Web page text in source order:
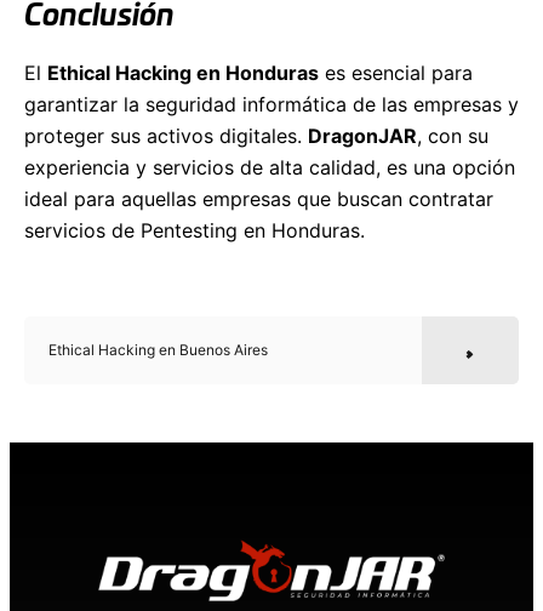
Conclusión
El Ethical Hacking en Honduras es esencial para
garantizar la seguridad informática de las empresas y
proteger sus activos digitales. DragonJAR, con su
experiencia y servicios de alta calidad, es una opción
ideal para aquellas empresas que buscan contratar
servicios de Pentesting en Honduras.
Ethical Hacking en Buenos Aires